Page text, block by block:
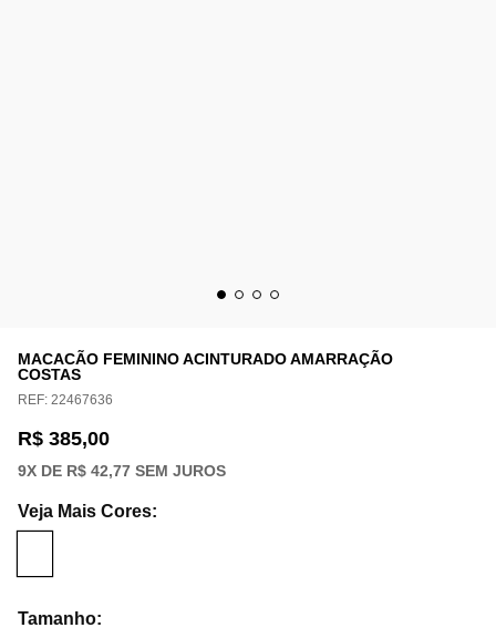
MACACÃO FEMININO ACINTURADO AMARRAÇÃO
COSTAS
REF: 22467636
R$ 385,00
9X DE R$ 42,77 SEM JUROS
Veja Mais Cores:
Tamanho: